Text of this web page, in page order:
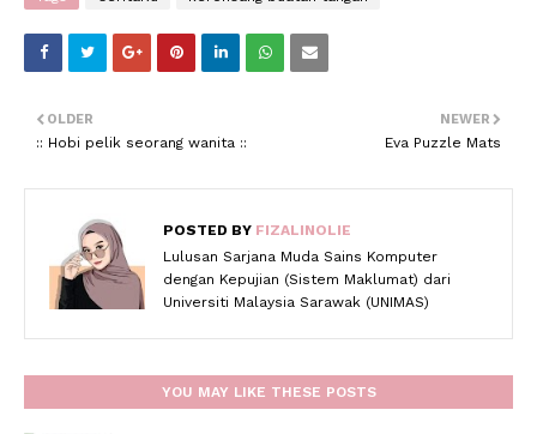
NEWER
Eva Puzzle Mats
OLDER
:: Hobi pelik seorang wanita ::
POSTED BY FIZALINOLIE
Lulusan Sarjana Muda Sains Komputer
dengan Kepujian (Sistem Maklumat) dari
Universiti Malaysia Sarawak (UNIMAS)
YOU MAY LIKE THESE POSTS